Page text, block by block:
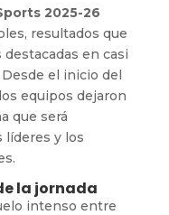
2025-26
resultados que
en casi
el inicio del
equipos dejaron
que será
líderes y los
la jornada
intenso entre